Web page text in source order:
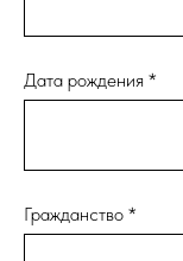
Дата рождения *
Гражданство *